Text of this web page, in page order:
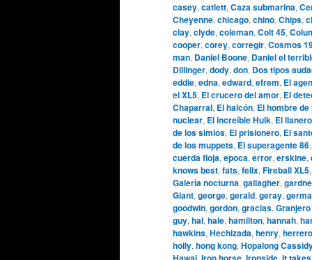
casey, catlett, Caza submarina,
Cheyenne, chicago, chino, Chips,
clay, clyde, coleman, Colt 45,
cooper, corey, corregir, Cosmos
man, Daniel Boone, Daniel el
Dillinger, dody, don, Dos tipos
eddie, edna, edward, efrem, El
el XL5, El crucero del amor, El
Chaparral, El halcón, El hombre
nuclear, El increíble Hulk, El
de los simios, El prisionero, El
de los muppets, El superagente 86,
cuerda floja, epoca, error, erskine,
knows best, fats, felix, Fireball XL5,
Galería nocturna, gallagher,
Giant, george, gerald, geray,
goodwin, gordon, gracias,
guy, hal, hale, hamilton, hannah,
hawkins, Hechizada, henry, herrero
holly, hong kong, Hopalong
, , ,